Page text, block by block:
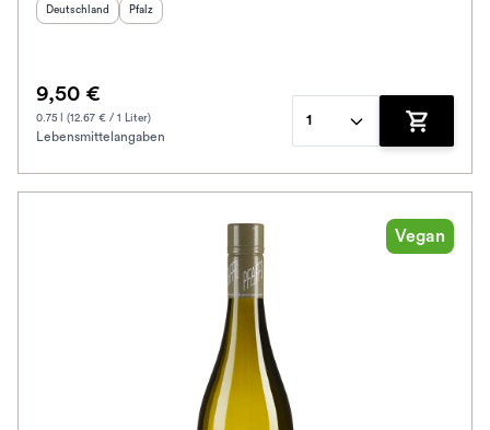
Herkunftsland
Deutschland Herkunftsregion
Pfalz
9,50 €
0.75 l (12.67 € / 1 Liter)
Lebensmittelangaben
1
Zum
Vegan